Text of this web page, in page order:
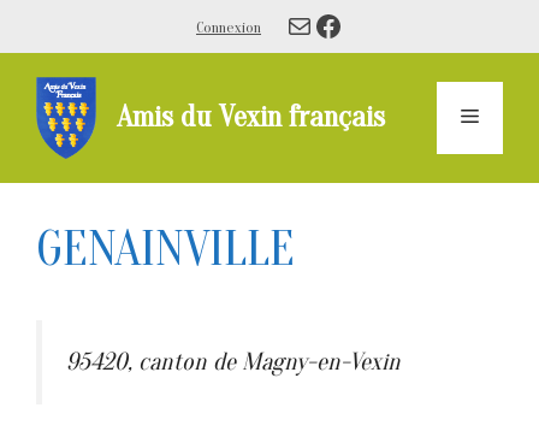
contenu
Connexion E-mailFacebook
Amis du Vexin français Menu
GENAINVILLE
95420, canton de Magny-en-Vexin